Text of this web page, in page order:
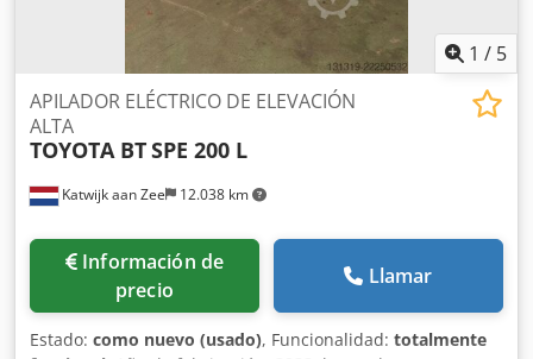
1 / 5
Katwijk aan Zee 12.038 km
APILADOR ELÉCTRICO DE ELEVACIÓN
ALTA
TOYOTA BTSPE 200 L
Información de
precio
Llamar
Estado: como nuevo (usado), Funcionalidad: totalmente